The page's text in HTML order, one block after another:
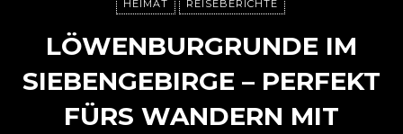
HEIMAT REISEBERICHTE
LÖWENBURGRUNDE IM
SIEBENGEBIRGE – PERFEKT
FÜRS WANDERN MIT